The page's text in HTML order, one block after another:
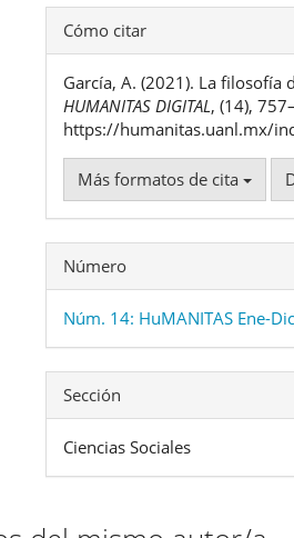
Detalles
del
artículo
Cómo citar
García, A. (2021). La filosofía
HUMANITAS DIGITAL, (14),
https://humanitas.uanl.mx/
Más formatos de cita
Número
Núm. 14: HuMANITAS Ene-
Sección
Ciencias Sociales